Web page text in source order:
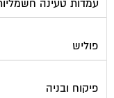
שערים ומחסומים
תיבות דואר